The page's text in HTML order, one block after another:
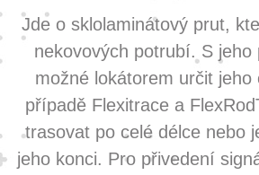
Jde o sklolaminátový prut,
nekovových potrubí. S jeho
možné lokátorem určit jeho
případě Flexitrace a
trasovat po celé délce nebo
jeho konci. Pro přivedení